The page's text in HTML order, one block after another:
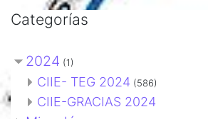
Categorías
2024 (1)
CIIE- TEG 2024 (586)
CIIE-GRACIAS 2024